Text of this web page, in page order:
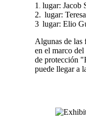
1 lugar: Jacob
2. lugar:
3 lugar: Elio
Algunas de las
en el marco
de protección
puede llegar a